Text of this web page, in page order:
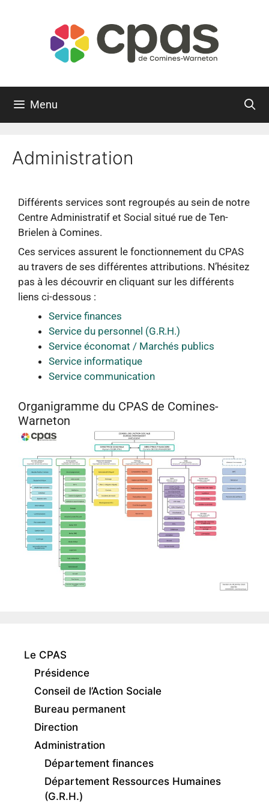
Menu
Administration
Différents services sont regroupés au sein de notre
Centre Administratif et Social situé rue de Ten-
Brielen à Comines.
Ces services assurent le fonctionnement du CPAS
au travers de ses différentes attributions. N’hésitez
pas à les découvrir en cliquant sur les différents
liens ci-dessous :
Service finances
Service du personnel (G.R.H.)
Service économat / Marchés publics
Service informatique
Service communication
Organigramme du CPAS de Comines-
Warneton
Le CPAS
Présidence
Conseil de l’Action Sociale
Bureau permanent
Direction
Administration
Département finances
Département Ressources Humaines
(G.R.H.)